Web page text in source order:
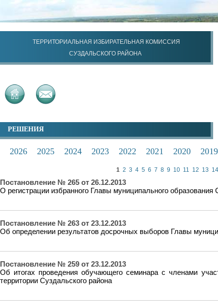
ТЕРРИТОРИАЛЬНАЯ ИЗБИРАТЕЛЬНАЯ КОМИССИЯ
СУЗДАЛЬСКОГО РАЙОНА
РЕШЕНИЯ
2026 2025 2024 2023 2022 2021 2020 2019
1 2 3 4 5 6 7 8 9 10 11 12 13 14
Постановление № 265 от 26.12.2013
О регистрации избранного Главы муниципального образования
Постановление № 263 от 23.12.2013
Об определении результатов досрочных выборов Главы
Постановление № 259 от 23.12.2013
Об итогах проведения обучающего семинара с членами
территории Суздальского района